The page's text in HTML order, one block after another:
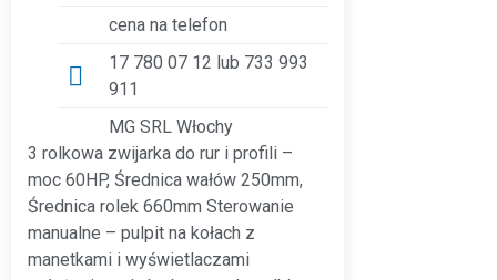
cena na telefon
17 780 07 12 lub 733 993
911
MG SRL Włochy
3 rolkowa zwijarka do rur i profili –
moc 60HP, Średnica wałów 250mm,
Średnica rolek 660mm Sterowanie
manualne – pulpit na kołach z
manetkami i wyświetlaczami